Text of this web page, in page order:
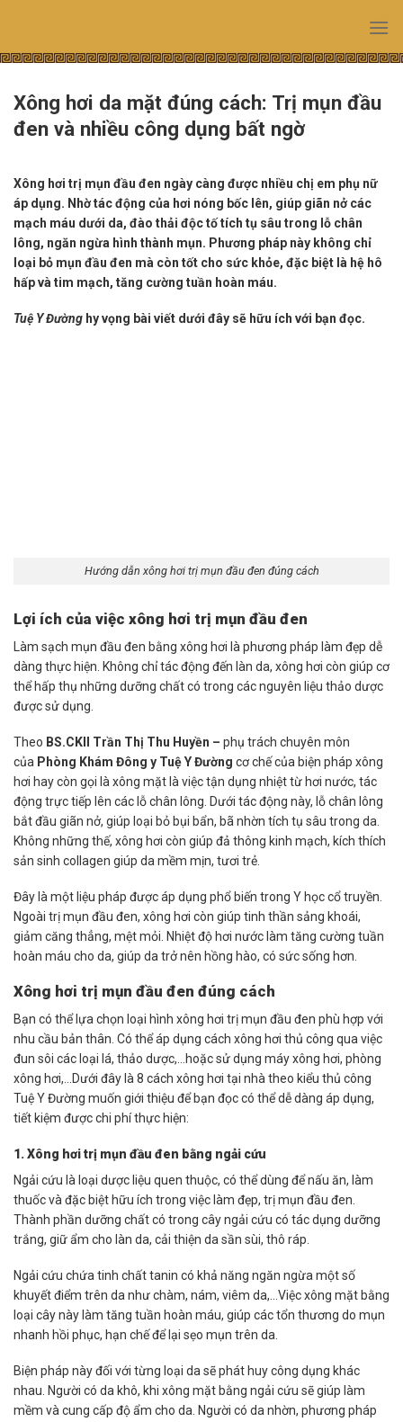
content
Xông hơi da mặt đúng cách: Trị mụn đầu
đen và nhiều công dụng bất ngờ
Xông hơi trị mụn đầu đen ngày càng được nhiều chị em phụ nữ
áp dụng. Nhờ tác động của hơi nóng bốc lên, giúp giãn nở các
mạch máu dưới da, đào thải độc tố tích tụ sâu trong lỗ chân
lông, ngăn ngừa hình thành mụn. Phương pháp này không chỉ
loại bỏ mụn đầu đen mà còn tốt cho sức khỏe, đặc biệt là hệ hô
hấp và tim mạch, tăng cường tuần hoàn máu.
Tuệ Y Đường hy vọng bài viết dưới đây sẽ hữu ích với bạn đọc.
Hướng dẫn xông hơi trị mụn đầu đen đúng cách
Lợi ích của việc xông hơi trị mụn đầu đen
Làm sạch mụn đầu đen bằng xông hơi là phương pháp làm đẹp dễ
dàng thực hiện. Không chỉ tác động đến làn da, xông hơi còn giúp cơ
thể hấp thụ những dưỡng chất có trong các nguyên liệu thảo dược
được sử dụng.
Theo BS.CKII Trần Thị Thu Huyền – phụ trách chuyên môn
của Phòng Khám Đông y Tuệ Y Đường cơ chế của biện pháp xông
hơi hay còn gọi là xông mặt là việc tận dụng nhiệt từ hơi nước, tác
động trực tiếp lên các lỗ chân lông. Dưới tác động này, lỗ chân lông
bắt đầu giãn nở, giúp loại bỏ bụi bẩn, bã nhờn tích tụ sâu trong da.
Không những thế, xông hơi còn giúp đả thông kinh mạch, kích thích
sản sinh collagen giúp da mềm mịn, tươi trẻ.
Đây là một liệu pháp được áp dụng phổ biến trong Y học cổ truyền.
Ngoài trị mụn đầu đen, xông hơi còn giúp tinh thần sảng khoái,
giảm căng thẳng, mệt mỏi. Nhiệt độ hơi nước làm tăng cường tuần
hoàn máu cho da, giúp da trở nên hồng hào, có sức sống hơn.
Xông hơi trị mụn đầu đen đúng cách
Bạn có thể lựa chọn loại hình xông hơi trị mụn đầu đen phù hợp với
nhu cầu bản thân. Có thể áp dụng cách xông hơi thủ công qua việc
đun sôi các loại lá, thảo dược,…hoặc sử dụng máy xông hơi, phòng
xông hơi,…Dưới đây là 8 cách xông hơi tại nhà theo kiểu thủ công
Tuệ Y Đường muốn giới thiệu để bạn đọc có thể dễ dàng áp dụng,
tiết kiệm được chi phí thực hiện:
1. Xông hơi trị mụn đầu đen bằng ngải cứu
Ngải cứu là loại dược liệu quen thuộc, có thể dùng để nấu ăn, làm
thuốc và đặc biệt hữu ích trong việc làm đẹp, trị mụn đầu đen.
Thành phần dưỡng chất có trong cây ngải cứu có tác dụng dưỡng
trắng, giữ ẩm cho làn da, cải thiện da sần sùi, thô ráp.
Ngải cứu chứa tinh chất tanin có khả năng ngăn ngừa một số
khuyết điểm trên da như chàm, nám, viêm da,…Việc xông mặt bằng
loại cây này làm tăng tuần hoàn máu, giúp các tổn thương do mụn
nhanh hồi phục, hạn chế để lại sẹo mụn trên da.
Biện pháp này đối với từng loại da sẽ phát huy công dụng khác
nhau. Người có da khô, khi xông mặt bằng ngải cứu sẽ giúp làm
mềm và cung cấp độ ẩm cho da. Người có da nhờn, phương pháp